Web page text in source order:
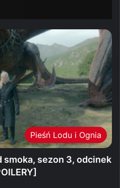
Pieśń Lodu i Ognia
smoka, sezon 3, odcinek